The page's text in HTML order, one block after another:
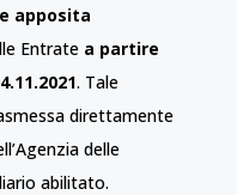
apposita
Entrate a partire
. Tale
direttamente
delle
abilitato.